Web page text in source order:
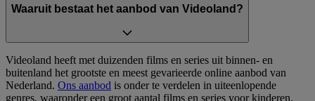
Waaruit bestaat het aanbod van Videoland?
Videoland heeft met duizenden films en series uit binnen- en
buitenland het grootste en meest gevarieerde online aanbod van
Nederland. Ons aanbod is onder te verdelen in uiteenlopende
genres, waaronder een groot aantal films en series voor kinderen.